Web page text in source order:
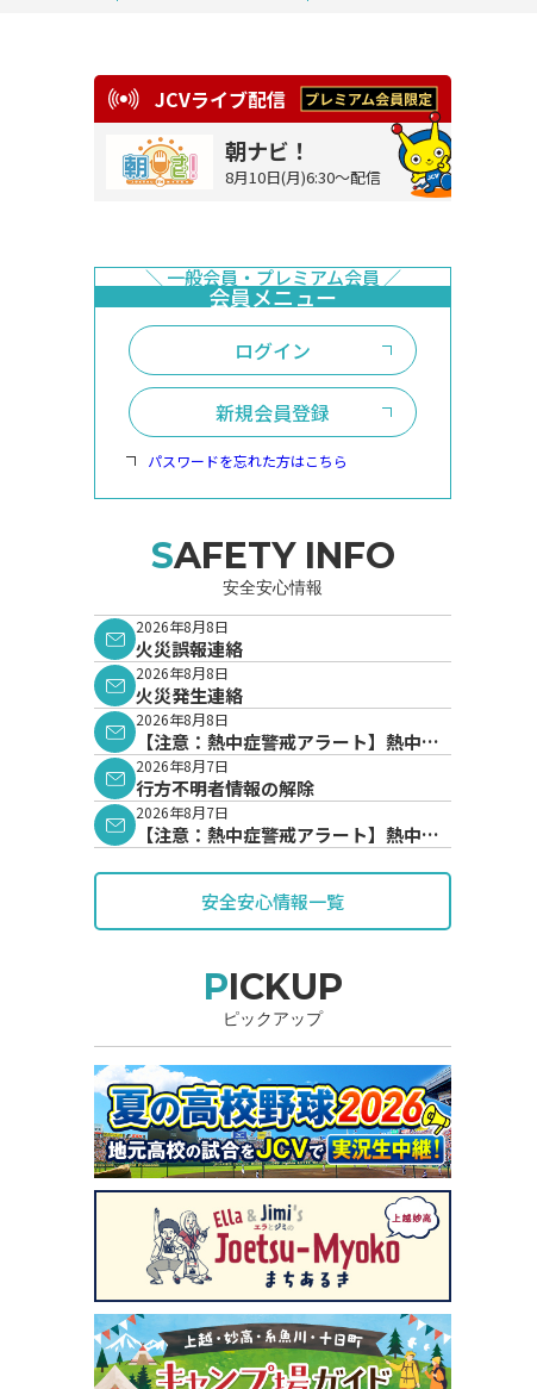
JCVライブ配信
朝ナビ！
8月10日(月)6:30～配信
ログイン
新規会員登録
パスワードを忘れた方はこちら
SAFETY INFO
安全安心情報
2026年8月8日
火災誤報連絡
2026年8月8日
火災発生連絡
2026年8月8日
【注意：熱中症警戒アラート】熱中症
警戒アラートが発表されています。
2026年8月7日
行方不明者情報の解除
2026年8月7日
【注意：熱中症警戒アラート】熱中症
安全安心情報一覧
PICKUP
ピックアップ